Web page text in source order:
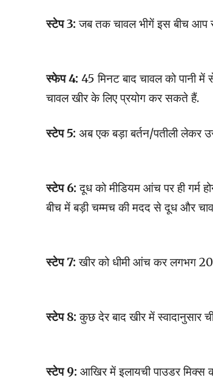
स्टेप 3:जब तक चावल भीगें इस बीच
स्फेप 4: 45 मिनट बाद चावल को पानी
चावल खीर के लिए प्रयोग कर सकते हैं.
स्टेप 5: अब एक बड़ा बर्तन/पतीली लेकर
स्टेप 6: दूध को मीडियम आंच पर ही गर्म
बीच में बड़ी चम्मच की मदद से दूध और
स्टेप 7: खीर को धीमी आंच कर लगभग
स्टेप 8: कुछ देर बाद खीर में
स्टेप 9: आखिर में इलायची पाउडर मिक्स